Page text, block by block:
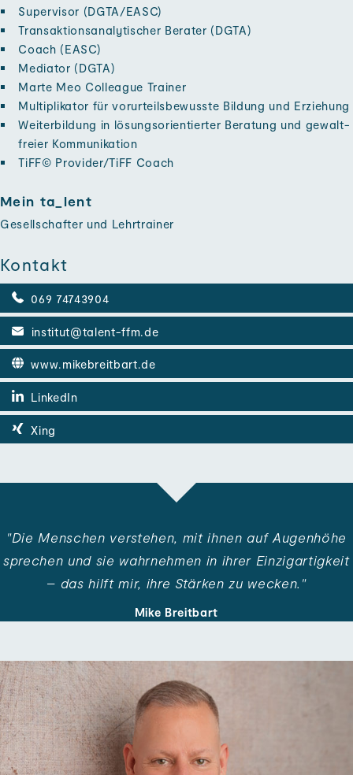
Supervisor (DGTA/EASC)
Transaktions­analytischer Berater (DGTA)
Coach (EASC)
Mediator (DGTA)
Marte Meo Colleague Trainer
Multiplikator für vorurteils­bewusste Bildung und Er­ziehung
Weiter­bildung in lösungs­orientierter Beratung und gewalt­
freier Kommunikation
TiFF© Provider/TiFF Coach
Mein ta_lent
Gesellschafter und Lehrtrainer
Kontakt
069 74743904
institut@talent-ffm.de
www.mikebreitbart.de
LinkedIn
Xing
"Die Menschen ver­stehen, mit ihnen auf Augen­höhe
sprechen und sie wahr­nehmen in ihrer Einzig­artigkeit
– das hilft mir, ihre Stärken zu wecken."
Mike Breitbart